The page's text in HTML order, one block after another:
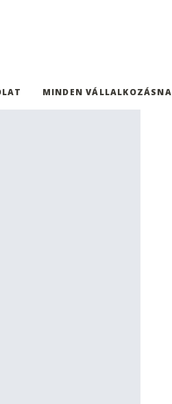
MINDEN